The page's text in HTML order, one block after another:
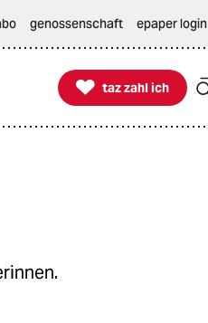
genossenschaft epaper login

taz zahl ich
taz zahl ich